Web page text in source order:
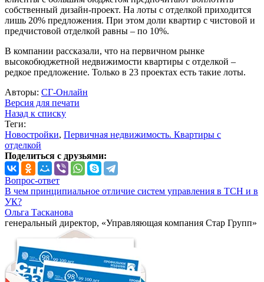
собственный дизайн-проект. На лоты с отделкой приходится
лишь 20% предложения. При этом доли квартир с чистовой и
предчистовой отделкой равны – по 10%.
В компании рассказали, что на первичном рынке
высокобюджетной недвижимости квартиры с отделкой –
редкое предложение. Только в 23 проектах есть такие лоты.
Авторы: СГ-Онлайн
Версия для печати
Назад к списку
Теги:
Новостройки, Первичная недвижимость. Квартиры с
отделкой
Поделиться с друзьями:
Вопрос-ответ
В чем принципиальное отличие систем управления в ТСН и в
УК?
Ольга Тасканова
генеральный директор, «Управляющая компания Стар Групп»